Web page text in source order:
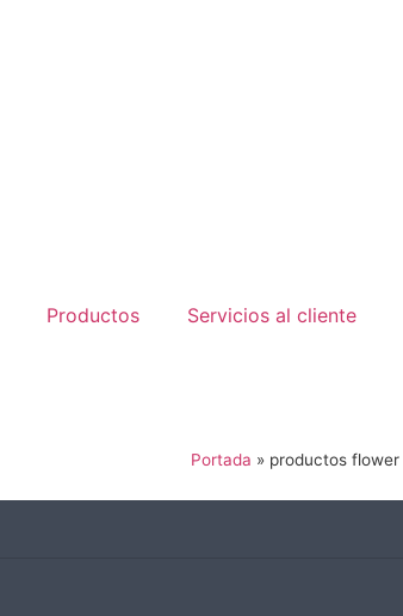
Productos Servicios al cliente
Portada » productos flower